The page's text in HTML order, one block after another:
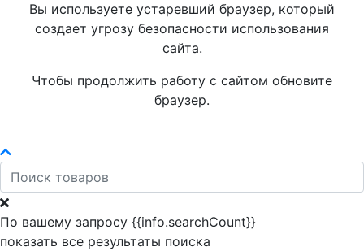
Вы используете устаревший браузер, который
создает угрозу безопасности использования
сайта.
Чтобы продолжить работу с сайтом обновите
браузер.
По вашему запросу {{info.searchCount}}
показать все результаты поиска